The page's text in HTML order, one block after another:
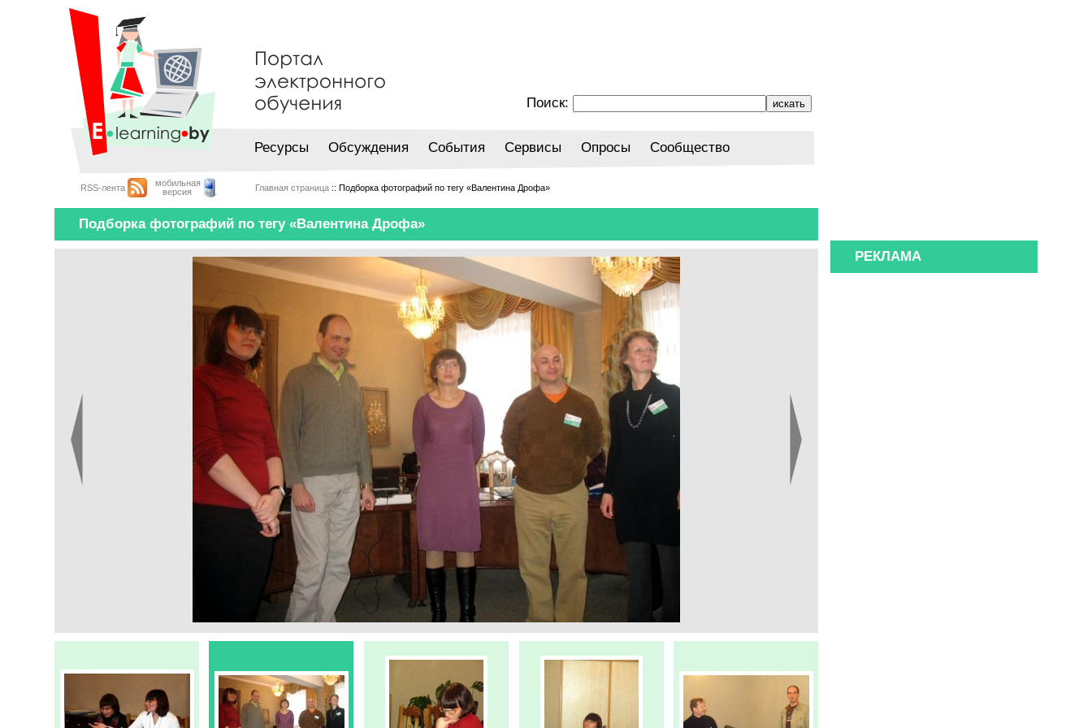
Поиск:
Ресурсы Обсуждения События Сервисы Опросы Сообщество
RSS-лента
мобильная
версия
Главная страница :: Подборка фотографий по тегу «Валентина Дрофа»
Подборка фотографий по тегу «Валентина Дрофа»
РЕКЛАМА